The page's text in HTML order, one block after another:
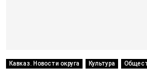
N
Кавказ. Новости округа Культура